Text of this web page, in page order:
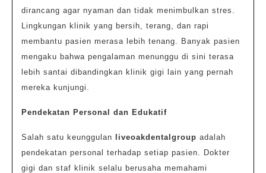
dirancang agar nyaman dan tidak menimbulkan stres.
Lingkungan klinik yang bersih, terang, dan rapi
membantu pasien merasa lebih tenang. Banyak pasien
mengaku bahwa pengalaman menunggu di sini terasa
lebih santai dibandingkan klinik gigi lain yang pernah
mereka kunjungi.
Pendekatan Personal dan Edukatif
Salah satu keunggulan liveoakdentalgroup adalah
pendekatan personal terhadap setiap pasien. Dokter
gigi dan staf klinik selalu berusaha memahami